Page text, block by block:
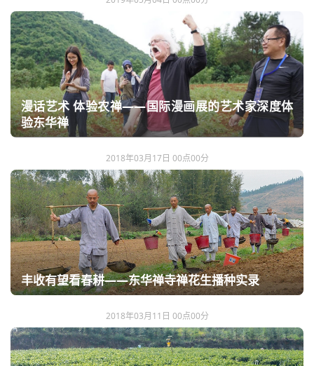
漫话艺术 体验农禅——国际漫画展的艺术家深度体
验东华禅
2018年03月17日 00点00分
丰收有望看春耕——东华禅寺禅花生播种实录
2018年03月11日 00点00分